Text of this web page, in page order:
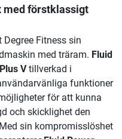
med förstklassigt
Degree Fitness sin
med träram. Fluid
Vtillverkad i
funktioner
för att kunna
och skicklighet den
sin kompromisslöshet